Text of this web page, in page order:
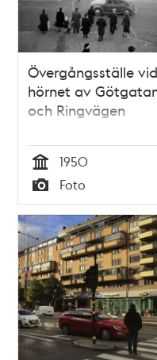
Övergångsställe vid
hörnet av
och Ringvägen
Tid
1950
Typ
Foto